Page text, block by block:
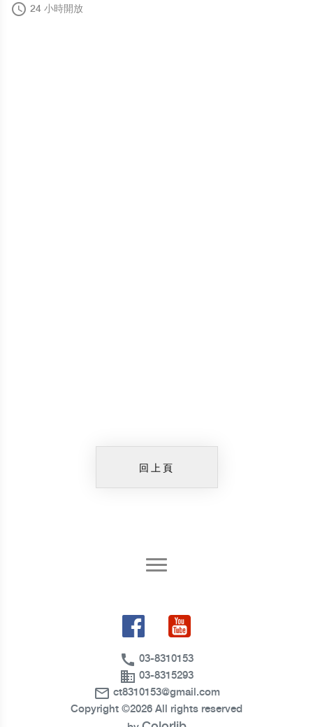
access_time 24 小時開放
回上頁
call 03-8310153
business 03-8315293
mail_outline ct8310153@gmail.com
Copyright ©2026 All rights reserved